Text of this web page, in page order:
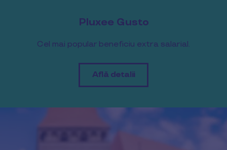
Pluxee Gusto
Cel mai popular beneficiu extra salarial.
Află detalii